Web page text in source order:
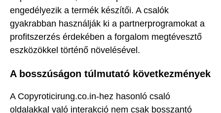
engedélyezik a termék készítői. A csalók
gyakrabban használják ki a partnerprogramokat a
profitszerzés érdekében a forgalom megtévesztő
eszközökkel történő növelésével.
A bosszúságon túlmutató következmények
A Copyroticirung.co.in-hez hasonló csaló
oldalakkal való interakció nem csak bosszantó